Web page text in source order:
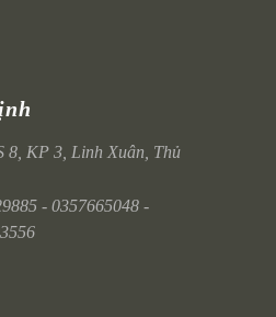
8, KP 3, Linh Xuân, Thủ
- 0357665048 -